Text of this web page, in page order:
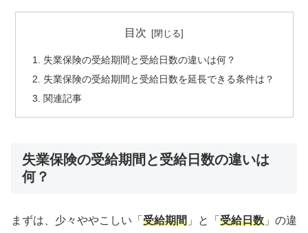
目次
失業保険の受給期間と受給日数の違いは何？
失業保険の受給期間と受給日数を延長できる条件は？
関連記事
失業保険の受給期間と受給日数の違いは
何？
まずは、少々ややこしい「 受給期間 」と「 受給日数 」の違